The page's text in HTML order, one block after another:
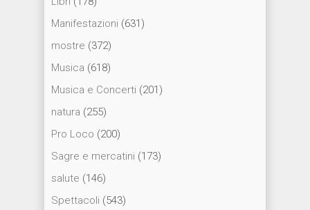
Manifestazioni (631)
mostre (372)
Musica (618)
Musica e Concerti (201)
natura (255)
Pro Loco (200)
Sagre e mercatini (173)
salute (146)
Spettacoli (543)